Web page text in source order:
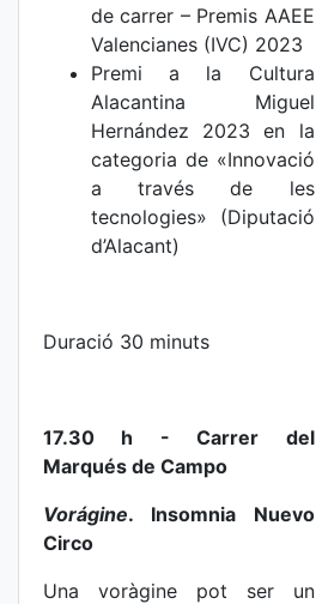
de carrer – Premis AAEE
Valencianes (IVC) 2023
Premi a la Cultura
Alacantina Miguel
Hernández 2023 en la
categoria de «Innovació
a través de les
tecnologies» (Diputació
d’Alacant)
Duració 30 minuts
17.30 h - Carrer del
Marqués de Campo
Vorágine. Insomnia Nuevo
Circo
Una voràgine pot ser un